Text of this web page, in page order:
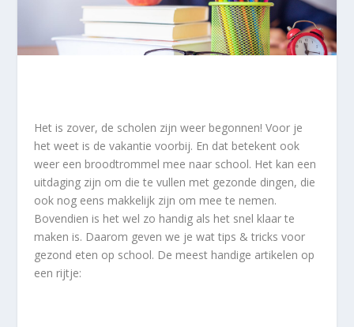
Het is zover, de scholen zijn weer begonnen! Voor je
het weet is de vakantie voorbij. En dat betekent ook
weer een broodtrommel mee naar school. Het kan een
uitdaging zijn om die te vullen met gezonde dingen, die
ook nog eens makkelijk zijn om mee te nemen.
Bovendien is het wel zo handig als het snel klaar te
maken is. Daarom geven we je wat tips & tricks voor
gezond eten op school. De meest handige artikelen op
een rijtje: